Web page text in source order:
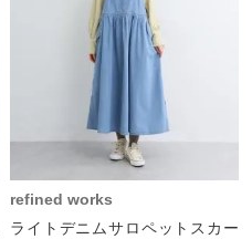
refined works
ライトデニムサロペットスカー